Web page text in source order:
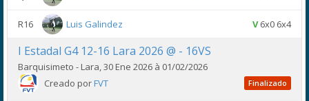
R16 Luis Galindez V6x0 6x4
I Estadal G4 12-16 Lara 2026 @ - 16VS
Barquisimeto - Lara, 30 Ene 2026 à 01/02/2026
Creado porFVT Finalizado